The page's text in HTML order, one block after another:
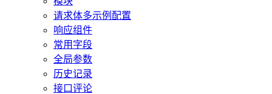
请求体多示例配置
响应组件
常用字段
全局参数
历史记录
接口评论